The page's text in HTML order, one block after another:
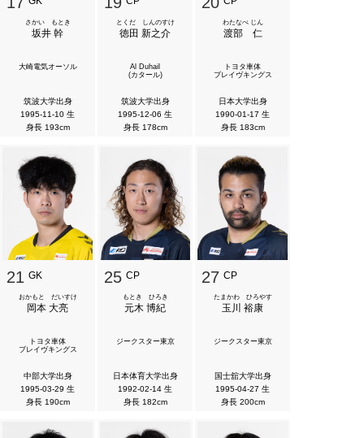
さかい もとき
坂井 幹
大崎電気オーソル
筑波大学出身
1995-11-10 生
身長 193cm
とくだ しんのすけ
徳田 新之介
Al Duhail
(カタール)
筑波大学出身
1995-12-06 生
身長 178cm
わたなべ じん
渡部 仁
トヨタ車体
ブレイヴキングス
日本大学出身
1990-01-17 生
身長 183cm
21 GK
おかもと だいすけ
岡本 大亮
トヨタ車体
ブレイヴキングス
中部大学出身
1995-03-29 生
身長 190cm
25 CP
もとき ひろき
元木 博紀
ジークスター東京
日本体育大学出身
1992-02-14 生
身長 182cm
27 CP
たまかわ ひろやす
玉川 裕康
ジークスター東京
国士舘大学出身
1995-04-27 生
身長 200cm